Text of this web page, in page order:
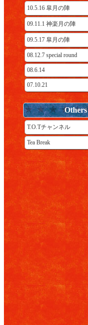
10.5.16 皐月の陣
09.11.1 神楽月の陣
09.5.17 皐月の陣
08.12.7 special round
08.6.14
07.10.21
Others
T.O.Tチャンネル
Tea Break